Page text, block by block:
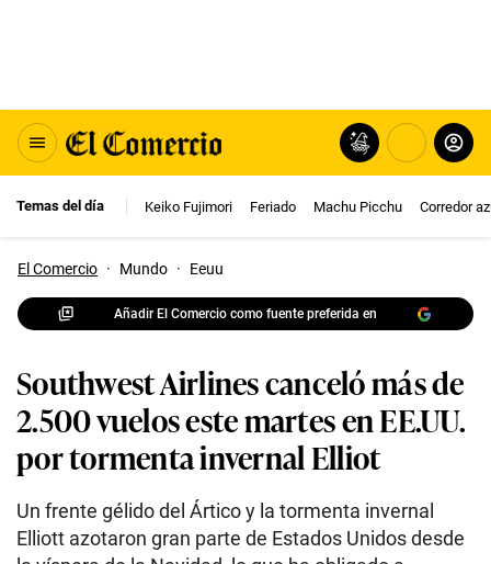
Temas del día Keiko Fujimori Feriado Machu Picchu Corredor
El Comercio · Mundo · Eeuu
Añadir El Comercio como fuente preferida en
Southwest Airlines canceló más de
2.500 vuelos este martes en EE.UU.
por tormenta invernal Elliot
Un frente gélido del Ártico y la tormenta invernal
Elliott azotaron gran parte de Estados Unidos desde